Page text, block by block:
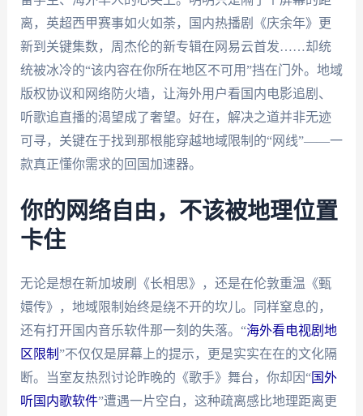
离，英超西甲赛事如火如荼，国内热播剧《庆余年》更
新到关键集数，周杰伦的新专辑在网易云首发……却统
统被冰冷的“该内容在你所在地区不可用”挡在门外。地域
版权协议和网络防火墙，让海外用户看国内电影追剧、
听歌追直播的渴望成了奢望。好在，解决之道并非无迹
可寻，关键在于找到那根能穿越地域限制的“网线”——一
款真正懂你需求的回国加速器。
你的网络自由，不该被地理位置
卡住
无论是想在新加坡刷《长相思》，还是在伦敦重温《甄
嬛传》，地域限制始终是绕不开的坎儿。同样窒息的，
还有打开国内音乐软件那一刻的失落。“海外看电视剧地
区限制 ”不仅仅是屏幕上的提示，更是实实在在的文化隔
断。当室友热烈讨论昨晚的《歌手》舞台，你却因“国外
听国内歌软件”遭遇一片空白，这种疏离感比地理距离更